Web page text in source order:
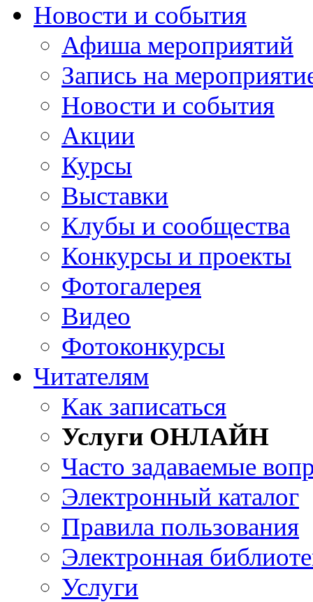
Новости и события
Афиша мероприятий
Запись на
Новости и события
Акции
Курсы
Выставки
Клубы и сообщества
Конкурсы и проекты
Фотогалерея
Видео
Фотоконкурсы
Читателям
Как записаться
Услуги ОНЛАЙН
Часто задаваемые
Электронный каталог
Правила пользования
Электронная
Услуги